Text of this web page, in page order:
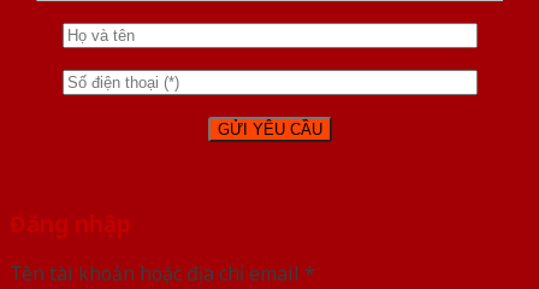
Đăng nhập
Tên tài khoản hoặc địa chỉ email *